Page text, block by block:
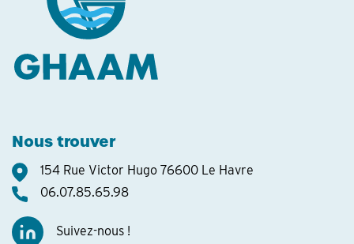
Nous trouver
154 Rue Victor Hugo 76600 Le Havre
06.07.85.65.98
Suivez-nous !